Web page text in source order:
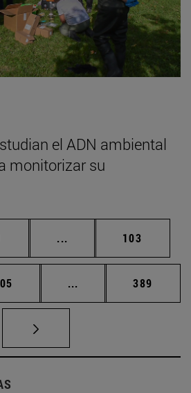
el ADN ambiental
monitorizar su
... Páginas intermedias
Página
103
... Páginas intermedias
Página
389